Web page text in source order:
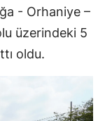
- Orhaniye –
üzerindeki 5
oldu.